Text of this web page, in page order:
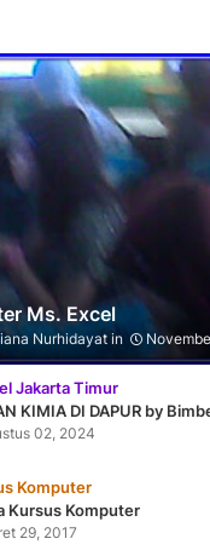
Ms. Excel
Nurhidayat
Jakarta Timur
KIMIA DI DAPUR by
02, 2024
Komputer
Kursus Komputer
29, 2017